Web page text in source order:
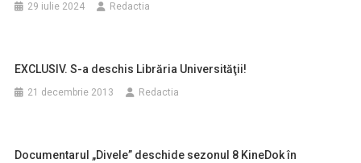
29 iulie 2024 Redactia
EXCLUSIV. S-a deschis Librăria Universităţii!
21 decembrie 2013 Redactia
Documentarul „Divele” deschide sezonul 8 KineDok în